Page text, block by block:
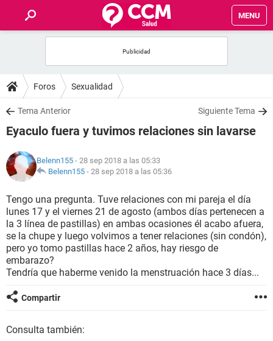
MENU
FOROS
SALUD
FAMILIA
NUTRICIÓN
BIENESTAR
SEXUALIDAD
GLOSARIO
Foros Sexualidad
Tema Anterior Siguiente Tema
Eyaculo fuera y tuvimos relaciones sin lavarse
Belenn155 - 28 sep 2018 a las 05:33
Belenn155 - 28 sep 2018 a las 05:36
Tengo una pregunta. Tuve relaciones con mi pareja el día
lunes 17 y el viernes 21 de agosto (ambos días pertenecen a
la 3 línea de pastillas) en ambas ocasiones él acabo afuera,
se la chupe y luego volvimos a tener relaciones (sin condón),
pero yo tomo pastillas hace 2 años, hay riesgo de
embarazo?
Tendría que haberme venido la menstruación hace 3 días...
Compartir
Consulta también: